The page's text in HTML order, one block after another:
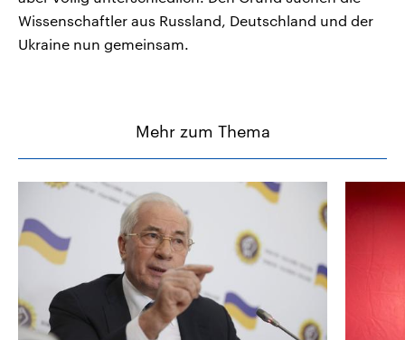
Wissenschaftler aus Russland, Deutschland und der
Ukraine nun gemeinsam.
Mehr zum Thema